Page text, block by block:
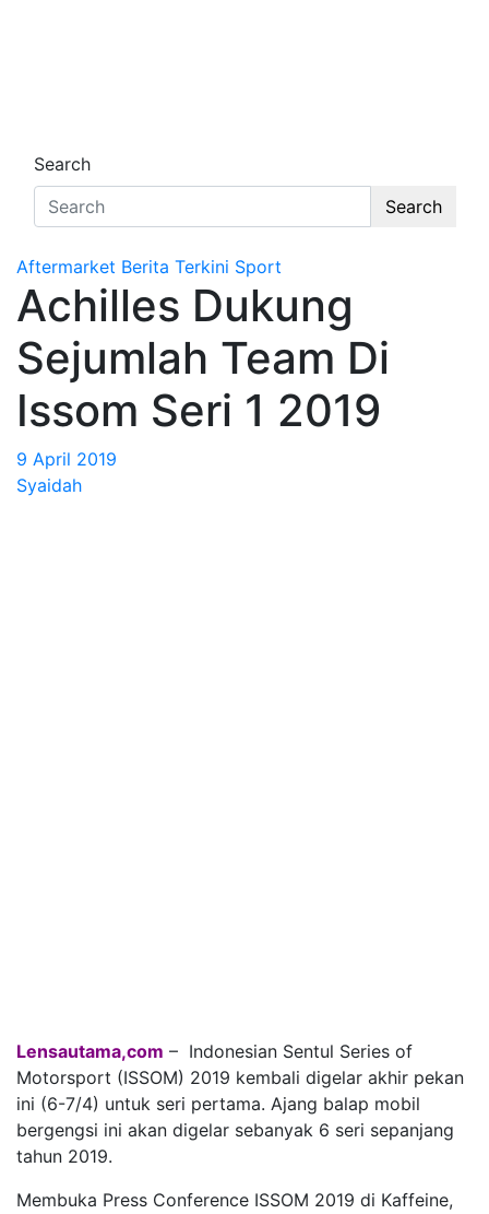
Search
Search
Aftermarket Berita Terkini Sport
Achilles Dukung
Sejumlah Team Di
Issom Seri 1 2019
9 April 2019
Syaidah
Lensautama,com – Indonesian Sentul Series of
Motorsport (ISSOM) 2019 kembali digelar akhir pekan
ini (6-7/4) untuk seri pertama. Ajang balap mobil
bergengsi ini akan digelar sebanyak 6 seri sepanjang
tahun 2019.
Membuka Press Conference ISSOM 2019 di Kaffeine,